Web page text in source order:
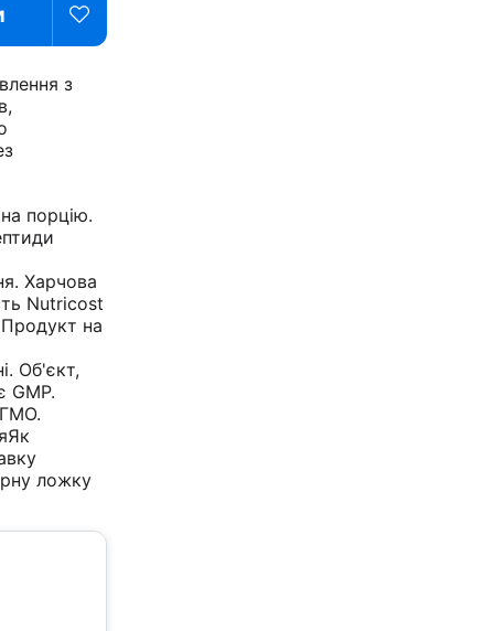
з
порцію.
Харчова
Nutricost
на
Об'єкт,
GMP.
ложку